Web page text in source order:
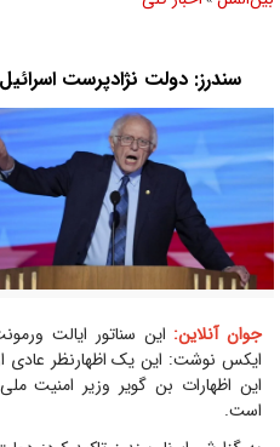
سندرز: دولت نژادپرست
جوان آنلاین: این سناتور ایالت
ایکس نوشت: این یک اظهارنظر
این اظهارات بن گویر وزیر امنیت
است.